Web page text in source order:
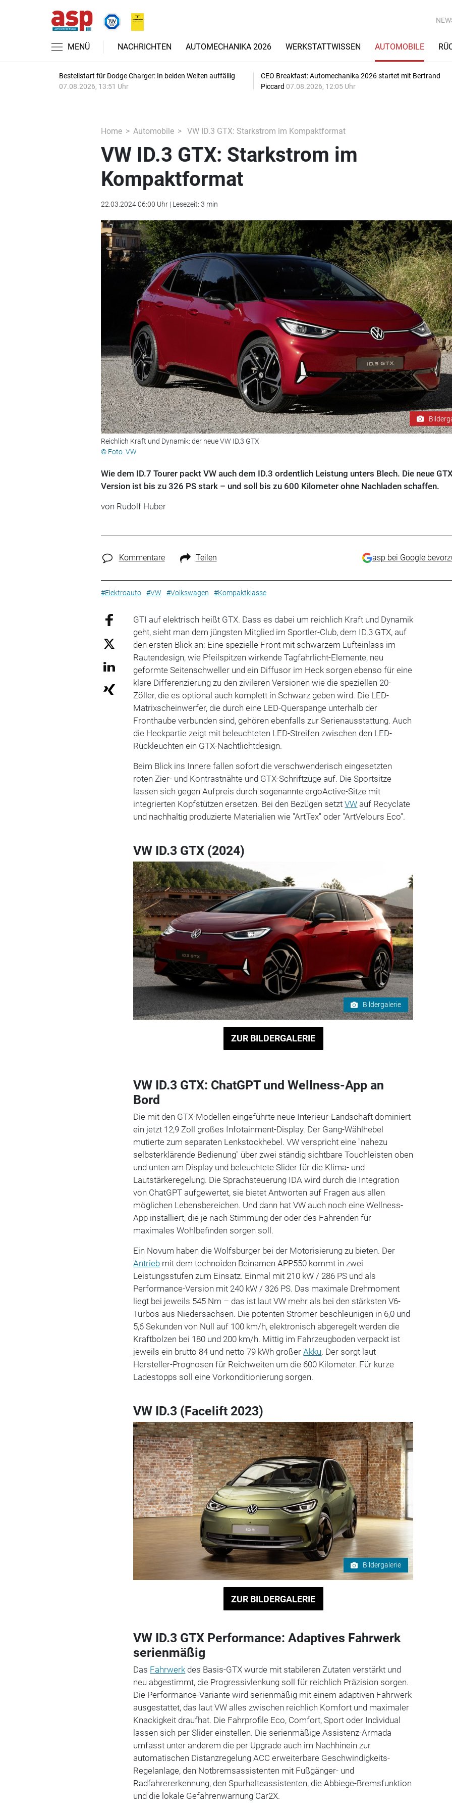
MENÜ NACHRICHTEN AUTOMECHANIKA 2026 WERKSTATTWISSEN AUTOMOBILE
Bestellstart für Dodge Charger: In beiden Welten auffällig
07.08.2026, 13:51 Uhr
CEO Breakfast: Automechanika 2026 startet mit Bertrand
Piccard 07.08.2026, 12:05 Uhr
Home Automobile VW ID.3 GTX: Starkstrom im Kompaktformat
VW ID.3 GTX: Starkstrom im
Kompaktformat
22.03.2024 06:00 Uhr | Lesezeit: 3 min
Reichlich Kraft und Dynamik: der neue VW ID.3 GTX
© Foto: VW
Wie dem ID.7 Tourer packt VW auch dem ID.3 ordentlich Leistung unters Blech. Die neue
Version ist bis zu 326 PS stark – und soll bis zu 600 Kilometer ohne Nachladen schaffen.
von Rudolf Huber
Kommentare Teilen asp bei Google
#Elektroauto #VW #Volkswagen #Kompaktklasse
GTI auf elektrisch heißt GTX. Dass es dabei um reichlich Kraft und Dynamik
geht, sieht man dem jüngsten Mitglied im Sportler-Club, dem ID.3 GTX, auf
den ersten Blick an: Eine spezielle Front mit schwarzem Lufteinlass im
Rautendesign, wie Pfeilspitzen wirkende Tagfahrlicht-Elemente, neu
geformte Seitenschweller und ein Diffusor im Heck sorgen ebenso für eine
klare Differenzierung zu den zivileren Versionen wie die speziellen 20-
Zöller, die es optional auch komplett in Schwarz geben wird. Die LED-
Matrixscheinwerfer, die durch eine LED-Querspange unterhalb der
Fronthaube verbunden sind, gehören ebenfalls zur Serienausstattung. Auch
die Heckpartie zeigt mit beleuchteten LED-Streifen zwischen den LED-
Rückleuchten ein GTX-Nachtlichtdesign.
Beim Blick ins Innere fallen sofort die verschwenderisch eingesetzten
roten Zier- und Kontrastnähte und GTX-Schriftzüge auf. Die Sportsitze
lassen sich gegen Aufpreis durch sogenannte ergoActive-Sitze mit
integrierten Kopfstützen ersetzen. Bei den Bezügen setztVW auf Recyclate
und nachhaltig produzierte Materialien wie "ArtTex" oder "ArtVelours Eco".
VW ID.3 GTX (2024)
Bildergalerie
ZUR BILDERGALERIE
VW ID.3 GTX: ChatGPT und Wellness-App an
Bord
Die mit den GTX-Modellen eingeführte neue Interieur-Landschaft dominiert
ein jetzt 12,9 Zoll großes Infotainment-Display. Der Gang-Wählhebel
mutierte zum separaten Lenkstockhebel. VW verspricht eine "nahezu
selbsterklärende Bedienung" über zwei ständig sichtbare Touchleisten oben
und unten am Display und beleuchtete Slider für die Klima- und
Lautstärkeregelung. Die Sprachsteuerung IDA wird durch die Integration
von ChatGPT aufgewertet, sie bietet Antworten auf Fragen aus allen
möglichen Lebensbereichen. Und dann hat VW auch noch eine Wellness-
App installiert, die je nach Stimmung der oder des Fahrenden für
maximales Wohlbefinden sorgen soll.
Ein Novum haben die Wolfsburger bei der Motorisierung zu bieten. Der
Antrieb mit dem technoiden Beinamen APP550 kommt in zwei
Leistungsstufen zum Einsatz. Einmal mit 210 kW / 286 PS und als
Performance-Version mit 240 kW / 326 PS. Das maximale Drehmoment
liegt bei jeweils 545 Nm – das ist laut VW mehr als bei den stärksten V6-
Turbos aus Niedersachsen. Die potenten Stromer beschleunigen in 6,0 und
5,6 Sekunden von Null auf 100 km/h, elektronisch abgeregelt werden die
Kraftbolzen bei 180 und 200 km/h. Mittig im Fahrzeugboden verpackt ist
jeweils ein brutto 84 und netto 79 kWh großerAkku. Der sorgt laut
Hersteller-Prognosen für Reichweiten um die 600 Kilometer. Für kurze
Ladestopps soll eine Vorkonditionierung sorgen.
VW ID.3 (Facelift 2023)
Bildergalerie
ZUR BILDERGALERIE
VW ID.3 GTX Performance: Adaptives Fahrwerk
serienmäßig
Das Fahrwerk des Basis-GTX wurde mit stabileren Zutaten verstärkt und
neu abgestimmt, die Progressivlenkung soll für reichlich Präzision sorgen.
Die Performance-Variante wird serienmäßig mit einem adaptiven Fahrwerk
ausgestattet, das laut VW alles zwischen reichlich Komfort und maximaler
Knackigkeit draufhat. Die Fahrprofile Eco, Comfort, Sport oder Individual
lassen sich per Slider einstellen. Die serienmäßige Assistenz-Armada
umfasst unter anderem die per Upgrade auch im Nachhinein zur
automatischen Distanzregelung ACC erweiterbare Geschwindigkeits-
Regelanlage, den Notbremsassistenten mit Fußgänger- und
Radfahrererkennung, den Spurhalteassistenten, die Abbiege-Bremsfunktion
und die lokale Gefahrenwarnung Car2X.